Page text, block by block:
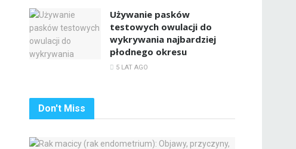
Używanie pasków
testowych owulacji do
wykrywania najbardziej
płodnego okresu
5 LAT AGO
Don't Miss